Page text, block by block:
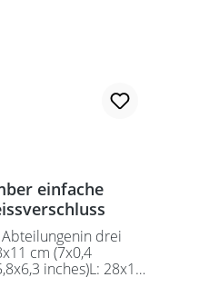
einfache
drei
cm (7x0,4
inches)L: 28x18